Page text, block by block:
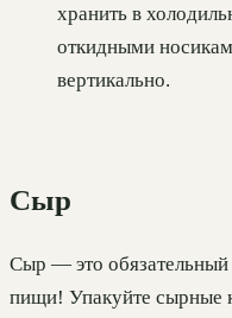
хранить в
откидными
вертикально.
Сыр
Сыр — это обязательный
пищи! Упакуйте сырные